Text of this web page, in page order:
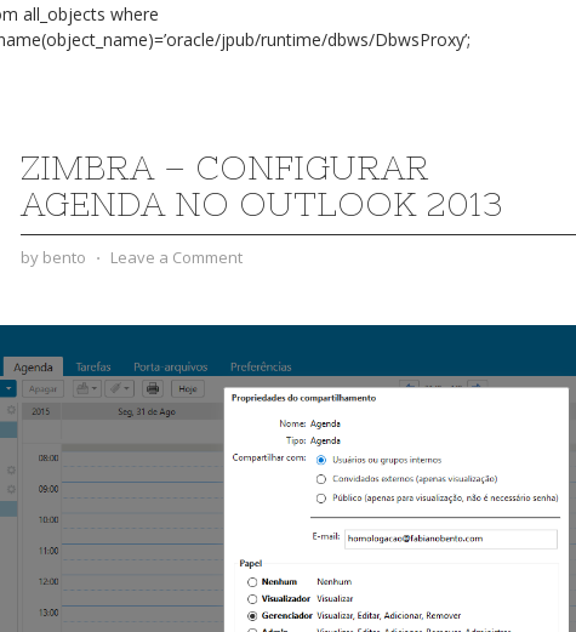
all_objects where
jpub/runtime/dbws/DbwsProxy’;
ZIMBRA – CONFIGURAR
AGENDA NO OUTLOOK 2013
by bento ⋅ Leave a Comment